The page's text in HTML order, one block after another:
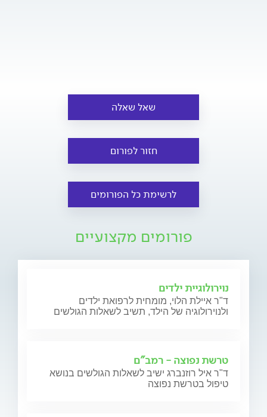
שאל שאלה
חזור לפורום
לרשימת כל הפורומים
פורומים מקצועיים
נוירולוגיית ילדים
ד"ר איילת הלוי, מומחית לרפואת ילדים
ולנוירולוגיה של הילד, תשיב לשאלות הגולשים
טרשת נפוצה - רמב"ם
ד"ר איל רוזנברג ישיב לשאלות הגולשים בנושא
טיפול בטרשת נפוצה